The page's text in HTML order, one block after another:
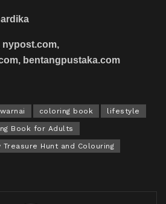
nypost.com,
bentangpustaka.com
coloring book lifestyle
Book for Adults
Hunt and Colouring